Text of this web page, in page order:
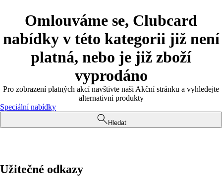
Omlouváme se, Clubcard
nabídky v této kategorii již není
platná, nebo je již zboží
vyprodáno
Pro zobrazení platných akcí navštivte naši Akční stránku a vyhledejte
alternativní produkty
Speciální nabídky
Hledat
Užitečné odkazy